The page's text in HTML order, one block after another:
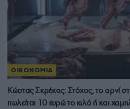
ΟΙΚΟΝΟΜΙΑ
Κώστας Σκρέκας: Στόχος, το αρνί
πωλείται 10 ευρώ το κιλό ή και